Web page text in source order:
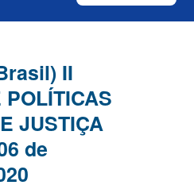
II
POLÍTICAS
JUSTIÇA
de